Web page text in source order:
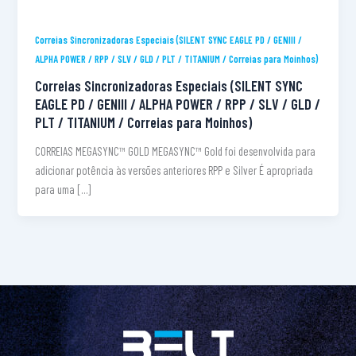
Correias Sincronizadoras Especiais (SILENT SYNC EAGLE PD / GENIII /
ALPHA POWER / RPP / SLV / GLD / PLT / TITANIUM / Correias para Moinhos)
Correias Sincronizadoras Especiais (SILENT SYNC
EAGLE PD / GENIII / ALPHA POWER / RPP / SLV / GLD /
PLT / TITANIUM / Correias para Moinhos)
CORREIAS MEGASYNC™ GOLD MEGASYNC™ Gold foi desenvolvida para
adicionar potência às versões anteriores RPP e Silver É apropriada
para uma […]